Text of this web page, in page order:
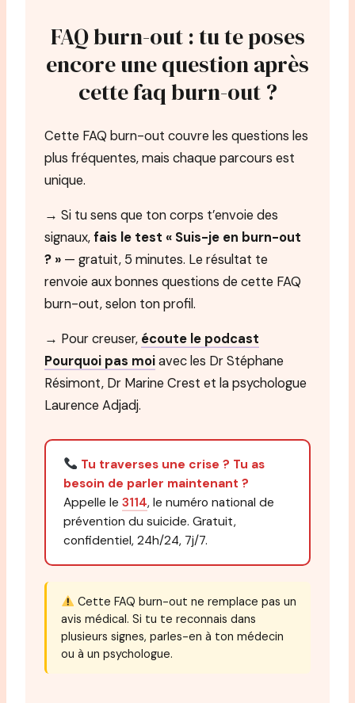
FAQ burn-out : tu te poses
encore une question après
cette faq burn-out ?
Cette FAQ burn-out couvre les questions les
plus fréquentes, mais chaque parcours est
unique.
→ Si tu sens que ton corps t’envoie des
signaux,fais le test « Suis-je en burn-out
? » — gratuit, 5 minutes. Le résultat te
renvoie aux bonnes questions de cette FAQ
burn-out, selon ton profil.
→ Pour creuser, écoute le podcast
Pourquoi pas moiavec les Dr Stéphane
Résimont, Dr Marine Crest et la psychologue
Laurence Adjadj.
Tu traverses une crise ? Tu as
besoin de parler maintenant ?
Appelle le 3114, le numéro national de
prévention du suicide. Gratuit,
confidentiel, 24h/24, 7j/7.
Cette FAQ burn-out ne remplace pas un
avis médical. Si tu te reconnais dans
plusieurs signes, parles-en à ton médecin
ou à un psychologue.